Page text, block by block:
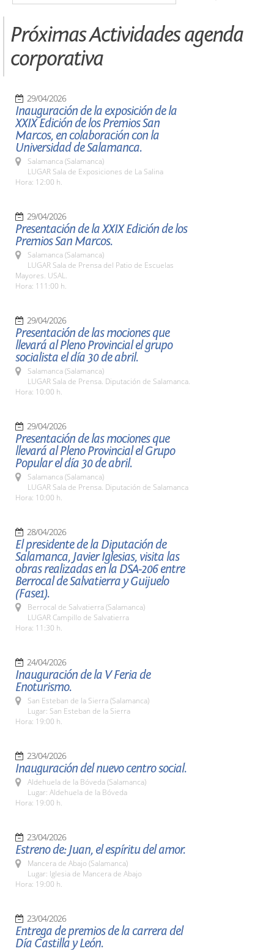
Próximas Actividades agenda
corporativa
29/04/2026
Inauguración de la exposición de la
XXIX Edición de los Premios San
Marcos, en colaboración con la
Universidad de Salamanca.
Salamanca (Salamanca)
LUGAR Sala de Exposiciones de La Salina
Hora: 12:00 h.
29/04/2026
Presentación de la XXIX Edición de los
Premios San Marcos.
Salamanca (Salamanca)
LUGAR Sala de Prensa del Patio de Escuelas
Mayores. USAL.
Hora: 111:00 h.
29/04/2026
Presentación de las mociones que
llevará al Pleno Provincial el grupo
socialista el día 30 de abril.
Salamanca (Salamanca)
LUGAR Sala de Prensa. Diputación de Salamanca.
Hora: 10:00 h.
29/04/2026
Presentación de las mociones que
llevará al Pleno Provincial el Grupo
Popular el día 30 de abril.
Salamanca (Salamanca)
LUGAR Sala de Prensa. Diputación de Salamanca
Hora: 10:00 h.
28/04/2026
El presidente de la Diputación de
Salamanca, Javier Iglesias, visita las
obras realizadas en la DSA-206 entre
Berrocal de Salvatierra y Guijuelo
(Fase1).
Berrocal de Salvatierra (Salamanca)
LUGAR Campillo de Salvatierra
Hora: 11:30 h.
24/04/2026
Inauguración de la V Feria de
Enoturismo.
San Esteban de la Sierra (Salamanca)
Lugar: San Esteban de la Sierra
Hora: 19:00 h.
23/04/2026
Inauguración del nuevo centro social.
Aldehuela de la Bóveda (Salamanca)
Lugar: Aldehuela de la Bóveda
Hora: 19:00 h.
23/04/2026
Estreno de: Juan, el espíritu del amor.
Mancera de Abajo (Salamanca)
Lugar: Iglesia de Mancera de Abajo
Hora: 19:00 h.
23/04/2026
Entrega de premios de la carrera del
Día Castilla y León.